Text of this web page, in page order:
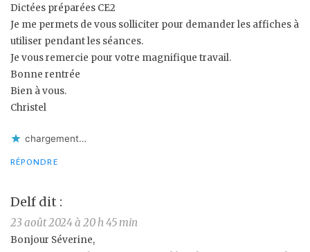
Dictées préparées CE2
Je me permets de vous solliciter pour demander les affiches à
utiliser pendant les séances.
Je vous remercie pour votre magnifique travail.
Bonne rentrée
Bien à vous.
Christel
chargement…
RÉPONDRE
Delf dit :
23 août 2024 à 20 h 45 min
Bonjour Séverine,